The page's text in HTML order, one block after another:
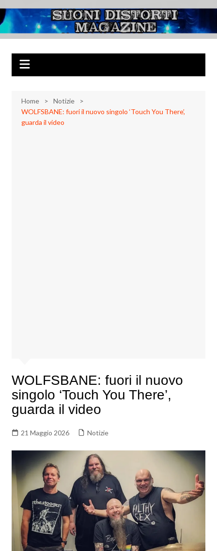
al
contenuto
Suoni Distorti
Magazine
Musica Rock, Metal, Punk e varie sonorità alternative
Home
Notizie
WOLFSBANE: fuori il nuovo singolo ‘Touch You There’,
guarda il video
WOLFSBANE: fuori il nuovo
singolo ‘Touch You There’,
guarda il video
21 Maggio 2026 Notizie